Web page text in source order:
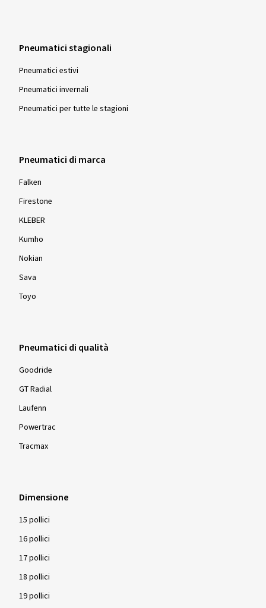
Pneumatici stagionali
Pneumatici estivi
Pneumatici invernali
Pneumatici per tutte le stagioni
Pneumatici di marca
Falken
Firestone
KLEBER
Kumho
Nokian
Sava
Toyo
Pneumatici di qualità
Goodride
GT Radial
Laufenn
Powertrac
Tracmax
Dimensione
15 pollici
16 pollici
17 pollici
18 pollici
19 pollici